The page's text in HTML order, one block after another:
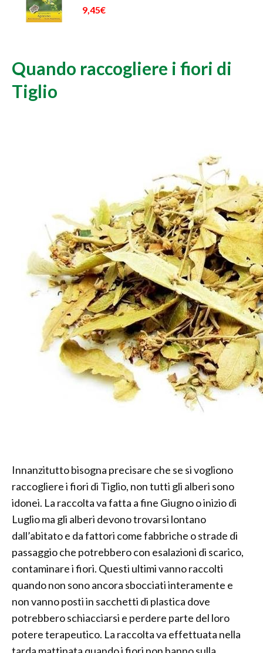
9,45€
Quando raccogliere i fiori di
Tiglio
Innanzitutto bisogna precisare che se si vogliono
raccogliere i fiori di Tiglio, non tutti gli alberi sono
idonei. La raccolta va fatta a fine Giugno o inizio di
Luglio ma gli alberi devono trovarsi lontano
dall’abitato e da fattori come fabbriche o strade di
passaggio che potrebbero con esalazioni di scarico,
contaminare i fiori. Questi ultimi vanno raccolti
quando non sono ancora sbocciati interamente e
non vanno posti in sacchetti di plastica dove
potrebbero schiacciarsi e perdere parte del loro
potere terapeutico. La raccolta va effettuata nella